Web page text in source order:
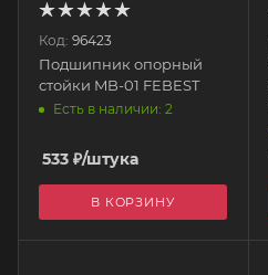
Код: 96423
Подшипник опорный
стойки MB-01 FEBEST
Есть в наличии: 2
533 ₽/штука
В КОРЗИНУ